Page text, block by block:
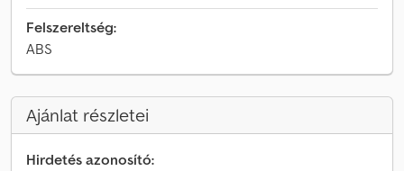
Felszereltség:
ABS
Ajánlat részletei
Hirdetés azonosító: